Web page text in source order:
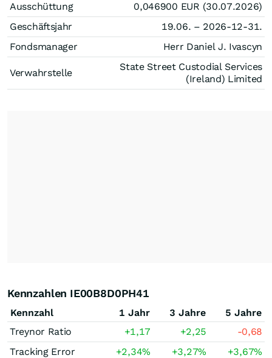
Ausschüttung
0,046900 EUR (30.07.2026)
Geschäftsjahr
19.06. – 2026-12-31.
Fondsmanager
Herr Daniel J. Ivascyn
Verwahrstelle
State Street Custodial Services
(Ireland) Limited
Kennzahlen IE00B8D0PH41
Kennzahl 1 Jahr 3 Jahre
5 Jahre
Treynor Ratio
+1,17 +2,25
-0,68
Tracking Error
+2,34% +3,27% +3,67%